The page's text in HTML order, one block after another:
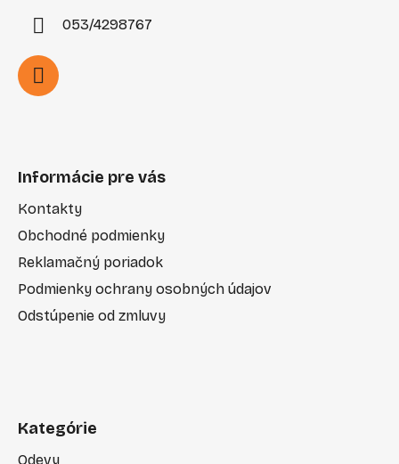
053/4298767
Informácie pre vás
Kontakty
Obchodné podmienky
Reklamačný poriadok
Podmienky ochrany osobných údajov
Odstúpenie od zmluvy
Kategórie
Odevy